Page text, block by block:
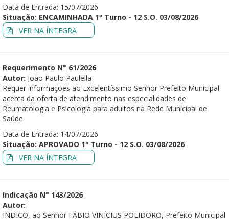
Data de Entrada: 15/07/2026
Situação: ENCAMINHADA 1º Turno - 12 S.O. 03/08/2026
VER NA ÍNTEGRA
Requerimento N° 61/2026
Autor: João Paulo Paulella
Requer informações ao Excelentíssimo Senhor Prefeito Municipal
acerca da oferta de atendimento nas especialidades de
Reumatologia e Psicologia para adultos na Rede Municipal de
Saúde.
Data de Entrada: 14/07/2026
Situação: APROVADO 1º Turno - 12 S.O. 03/08/2026
VER NA ÍNTEGRA
Indicação N° 143/2026
Autor:
INDICO, ao Senhor FÁBIO VINÍCIUS POLIDORO, Prefeito Municipal